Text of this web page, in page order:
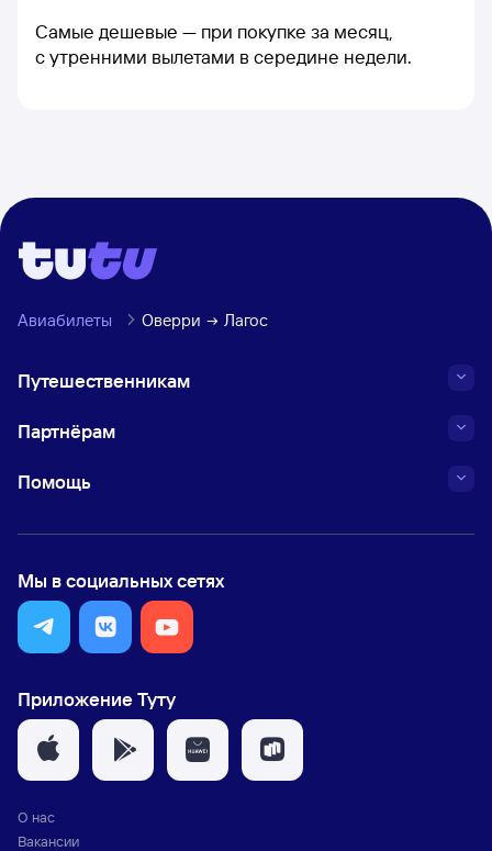
Самые дешевые — при покупке за месяц,
с утренними вылетами в середине недели.
Авиабилеты Оверри Лагос
Путешественникам
Партнёрам
Помощь
Мы в социальных сетях
Приложение Туту
О нас
Вакансии